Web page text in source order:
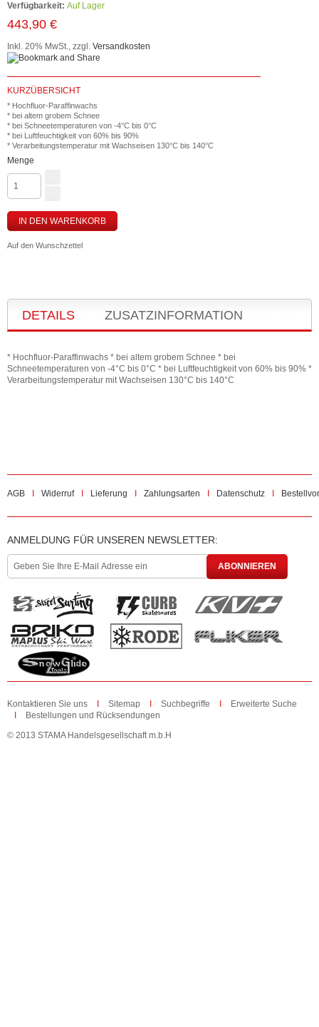
Verfügbarkeit: Auf Lager
443,90 €
Inkl. 20% MwSt., zzgl. Versandkosten
KURZÜBERSICHT
* Hochfluor-Paraffinwachs
* bei altem grobem Schnee
* bei Schneetemperaturen von -4°C bis 0°C
* bei Luftfeuchtigkeit von 60% bis 90%
* Verarbeitungstemperatur mit Wachseisen 130°C bis 140°C
Menge
IN DEN WARENKORB
Auf den Wunschzettel
DETAILS ZUSATZINFORMATION
* Hochfluor-Paraffinwachs * bei altem grobem Schnee * bei
Schneetemperaturen von -4°C bis 0°C * bei Luftfeuchtigkeit von 60% bis 90% *
Verarbeitungstemperatur mit Wachseisen 130°C bis 140°C
AGB Widerruf Lieferung Zahlungsarten Datenschutz
ANMELDUNG FÜR UNSEREN NEWSLETTER:
ABONNIEREN
Kontaktieren Sie uns Sitemap Suchbegriffe
Erweiterte Suche
Bestellungen und Rücksendungen
© 2013 STAMA Handelsgesellschaft m.b.H